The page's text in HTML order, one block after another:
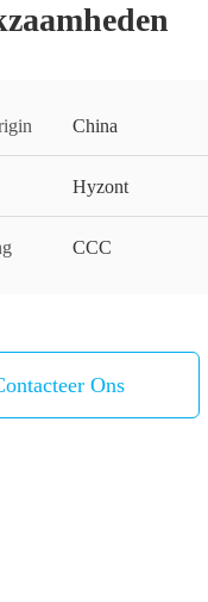
China
Hyzont
CCC
Ons